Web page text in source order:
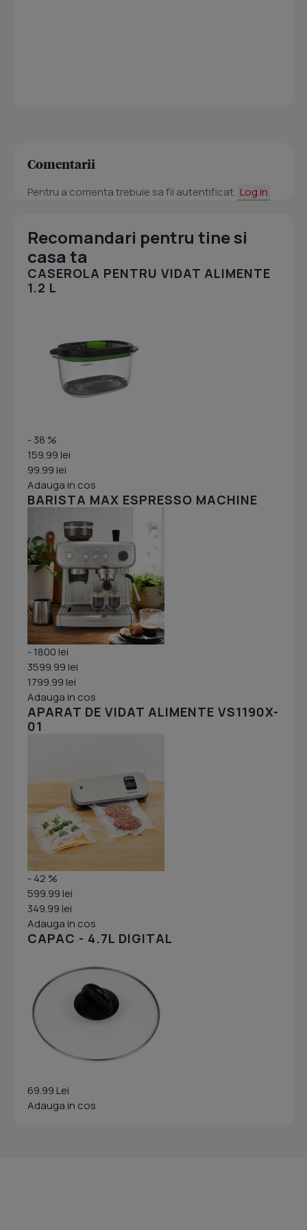
Comentarii
Pentru a comenta trebuie sa fii autentificat. Log in
Recomandari pentru tine si
casa ta
CASEROLA PENTRU VIDAT ALIMENTE
1.2 L
- 38 %
159.99 lei
99.99 lei
Adauga in cos
BARISTA MAX ESPRESSO MACHINE
- 1800 lei
3599.99 lei
1799.99 lei
Adauga in cos
APARAT DE VIDAT ALIMENTE VS1190X-
01
- 42 %
599.99 lei
349.99 lei
Adauga in cos
CAPAC - 4.7L DIGITAL
69.99 Lei
Adauga in cos